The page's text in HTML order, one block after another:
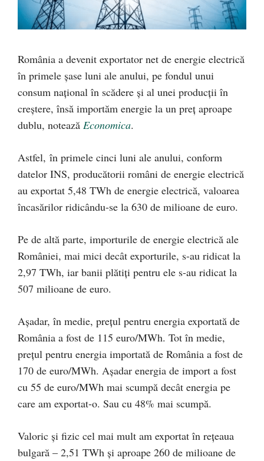
România a devenit exportator net de energie electrică
în primele șase luni ale anului, pe fondul unui
consum național în scădere și al unei producții în
creștere, însă importăm energie la un preț aproape
dublu, notează Economica.
Astfel, în primele cinci luni ale anului, conform
datelor INS, producătorii români de energie electrică
au exportat 5,48 TWh de energie electrică, valoarea
încasărilor ridicându-se la 630 de milioane de euro.
Pe de altă parte, importurile de energie electrică ale
României, mai mici decât exporturile, s-au ridicat la
2,97 TWh, iar banii plătiți pentru ele s-au ridicat la
507 milioane de euro.
Așadar, în medie, prețul pentru energia exportată de
România a fost de 115 euro/MWh. Tot în medie,
prețul pentru energia importată de România a fost de
170 de euro/MWh. Așadar energia de import a fost
cu 55 de euro/MWh mai scumpă decât energia pe
care am exportat-o. Sau cu 48% mai scumpă.
Valoric și fizic cel mai mult am exportat în rețeaua
bulgară – 2,51 TWh și aproape 260 de milioane de